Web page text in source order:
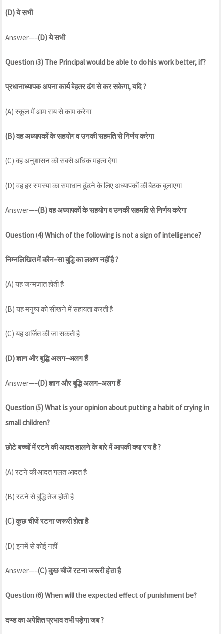
(D)येसभी
Answer—–(D)येसभी
Question (3) The Principal would be able to do his work better, if?
प्रधानाध्यापकअपनाकार्यबेहतरढंगसेकरसकेगा,यदि?
(A) स्कूल में आम राय से काम करेगा
(B)वहअध्यापकोंकेसहयोगवउनकीसहमतिसेनिर्णयकरेगा
(C) वह अनुशासन को सबसे अधिक महत्व देगा
(D) वह हर समस्या का समाधान ढूंढने के लिए अध्यापकों की बैठक बुलाएगा
Answer—–(B)वहअध्यापकोंकेसहयोगवउनकीसहमतिसेनिर्णयकरेगा
Question (4) Which of the following is not a sign of intelligence?
निम्नलिखितमेंकौन–साबुद्धिकालक्षणनहींहै?
(A) यह जन्मजात होती है
(B) यह मनुष्य को सीखने में सहायता करती है
(C) यह अर्जित की जा सकती है
(D)ज्ञानऔरबुद्धिअलग–अलगहैं
Answer—–(D)ज्ञानऔरबुद्धिअलग–अलगहैं
Question (5) What is your opinion about putting a habit of crying in
small children?
छोटेबच्चोंमेंरटनेकीआदतडालनेकेबारेमेंआपकीक्यारायहै?
(A) रटने की आदत गलत आदत है
(B) रटने से बुद्धि तेज होती है
(C)कुछचीजेंरटनाजरूरीहोताहै
(D) इनमें से कोई नहीं
Answer—–(C)कुछचीजेंरटनाजरूरीहोताहै
Question (6) When will the expected effect of punishment be?
दण्डकाअपेक्षितप्रभावतभीपड़ेगाजब?